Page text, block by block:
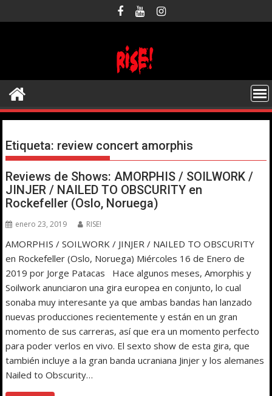
al
Etiqueta: review concert amorphis
Reviews de Shows: AMORPHIS / SOILWORK /
JINJER / NAILED TO OBSCURITY en
Rockefeller (Oslo, Noruega)
enero 23, 2019 RISE!
AMORPHIS / SOILWORK / JINJER / NAILED TO OBSCURITY
en Rockefeller (Oslo, Noruega) Miércoles 16 de Enero de
2019 por Jorge Patacas Hace algunos meses, Amorphis y
Soilwork anunciaron una gira europea en conjunto, lo cual
sonaba muy interesante ya que ambas bandas han lanzado
nuevas producciones recientemente y están en un gran
momento de sus carreras, así que era un momento perfecto
para poder verlos en vivo. El sexto show de esta gira, que
también incluye a la gran banda ucraniana Jinjer y los alemanes
Nailed to Obscurity…